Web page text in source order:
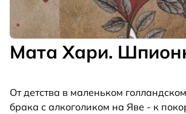
Мата Хари.
От детства в маленьком
брака с алкоголиком на Яве - к